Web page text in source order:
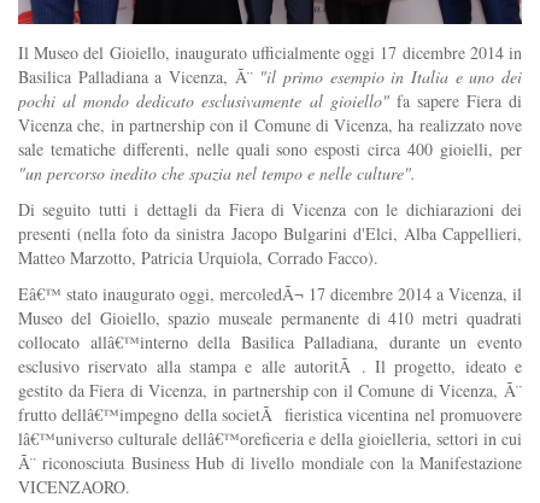
Il Museo del Gioiello, inaugurato ufficialmente oggi 17 dicembre 2014 in
Basilica Palladiana a Vicenza, Ã¨ "il primo esempio in Italia e uno dei
pochi al mondo dedicato esclusivamente al gioiello"fa sapere Fiera di
Vicenza che, in partnership con il Comune di Vicenza, ha realizzato nove
sale tematiche differenti, nelle quali sono esposti circa 400 gioielli, per
"un percorso inedito che spazia nel tempo e nelle culture".
Di seguito tutti i dettagli da Fiera di Vicenza con le dichiarazioni dei
presenti (nella foto da sinistra Jacopo Bulgarini d'Elci, Alba Cappellieri,
Matteo Marzotto, Patricia Urquiola, Corrado Facco).
Eâ€™ stato inaugurato oggi, mercoledÃ¬ 17 dicembre 2014 a Vicenza, il
Museo del Gioiello, spazio museale permanente di 410 metri quadrati
collocato allâ€™interno della Basilica Palladiana, durante un evento
esclusivo riservato alla stampa e alle autoritÃ . Il progetto, ideato e
gestito da Fiera di Vicenza, in partnership con il Comune di Vicenza, Ã¨
frutto dellâ€™impegno della societÃ fieristica vicentina nel promuovere
lâ€™universo culturale dellâ€™oreficeria e della gioielleria, settori in cui
Ã¨ riconosciuta Business Hub di livello mondiale con la Manifestazione
VICENZAORO.